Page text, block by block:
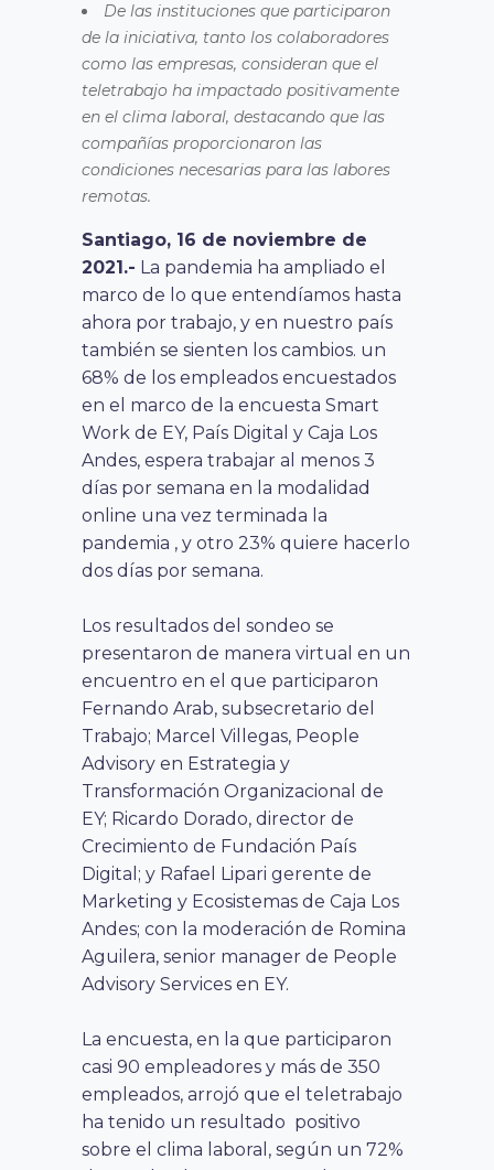
De las instituciones que participaron
de la iniciativa, tanto los colaboradores
como las empresas, consideran que el
teletrabajo ha impactado positivamente
en el clima laboral, destacando que las
compañías proporcionaron las
condiciones necesarias para las labores
remotas.
Santiago, 16 de noviembre de
2021.- La pandemia ha ampliado el
marco de lo que entendíamos hasta
ahora por trabajo, y en nuestro país
también se sienten los cambios. un
68% de los empleados encuestados
en el marco de la encuesta Smart
Work de EY, País Digital y Caja Los
Andes, espera trabajar al menos 3
días por semana en la modalidad
online una vez terminada la
pandemia , y otro 23% quiere hacerlo
dos días por semana.
Los resultados del sondeo se
presentaron de manera virtual en un
encuentro en el que participaron
Fernando Arab, subsecretario del
Trabajo; Marcel Villegas, People
Advisory en Estrategia y
Transformación Organizacional de
EY; Ricardo Dorado, director de
Crecimiento de Fundación País
Digital; y Rafael Lipari gerente de
Marketing y Ecosistemas de Caja Los
Andes; con la moderación de Romina
Aguilera, senior manager de People
Advisory Services en EY.
La encuesta, en la que participaron
casi 90 empleadores y más de 350
empleados, arrojó que el teletrabajo
ha tenido un resultado positivo
sobre el clima laboral, según un 72%